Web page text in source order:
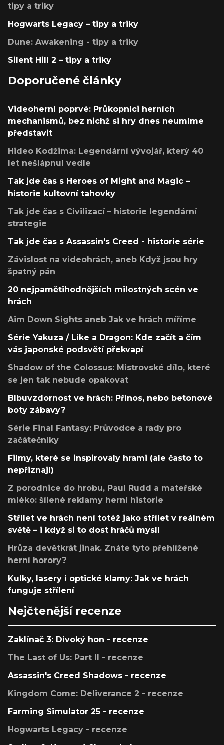
tipy a triky
Hogwarts Legacy – tipy a triky
Dune: Awakening - tipy a triky
Silent Hill 2 – tipy a triky
Doporučené články
Videoherní poprvé: Průkopníci herních
mechanismů, bez nichž si hry dnes neumíme
představit
Hideo Kodžima: Legendární vývojář, který 40
let nešlápnul vedle
Tak jde čas s Heroes of Might and Magic –
historie kultovní tahovky
Tak jde čas s Civilizací – historie legendární
strategie
Tak jde čas s Assassin's Creed - historie série
Závislost na videohrách, aneb Když jsou hry
špatný pán
20 nejpamětihodnějších milostných scén ve
hrách
Aim Down Sights aneb Jak ve hrách míříme
Série Yakuza / Like a Dragon: Kde začít a čím
vás japonské podsvětí překvapí
Shadow of the Colossus: Mistrovské dílo, které
se jen tak nebude opakovat
Blbuvzdornost ve hrách: Přínos, nebo betonové
boty zábavy?
Série Final Fantasy: Průvodce a rady pro
začátečníky
Filmy, které se inspirovaly hrami (ale často to
nepřiznají)
Z porodnice do hrobu, Paul Rudd a mateřské
mléko: šílené reklamy herní historie
Střílet ve hrách není totéž jako střílet v reálném
světě – i když si to dost hráčů myslí
Hrůza devětkrát jinak. Znáte tyto přehlížené
herní horory?
Kulky, lasery i optické klamy: Jak ve hrách
funguje střílení
Nejčtenější recenze
Zaklínač 3: Divoký hon - recenze
The Last of Us: Part II - recenze
Assassin's Creed Shadows - recenze
Kingdom Come: Deliverance 2 - recenze
Farming Simulator 25 - recenze
Hogwarts Legacy - recenze